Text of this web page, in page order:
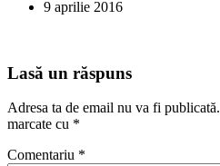
9 aprilie 2016
Lasă un răspuns
Adresa ta de email nu va fi publicată.
marcate cu *
Comentariu *